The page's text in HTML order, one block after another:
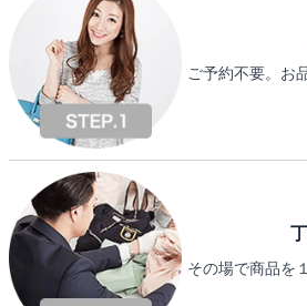
ご予約不要。お
その場で商品を